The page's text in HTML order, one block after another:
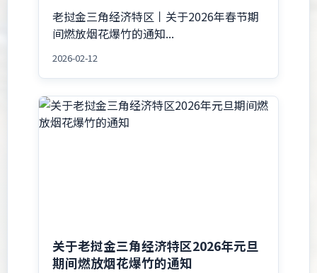
老挝金三角经济特区丨关于2026年春节期
间燃放烟花爆竹的通知...
2026-02-12
关于老挝金三角经济特区2026年元旦
期间燃放烟花爆竹的通知